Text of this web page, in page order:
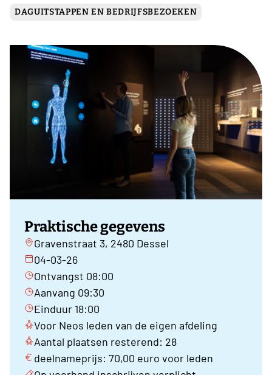
DAGUITSTAPPEN EN BEDRIJFSBEZOEKEN
Praktische gegevens
Gravenstraat 3, 2480 Dessel
04-03-26
Ontvangst 08:00
Aanvang 09:30
Einduur 18:00
Voor Neos leden van de eigen afdeling
Aantal plaatsen resterend: 28
deelnameprijs: 70,00 euro voor leden